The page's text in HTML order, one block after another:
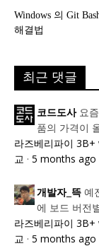
Windows 의 Git
해결법
최근 댓글
코드도사 요
품의 가격이
라즈베리파이
교 · 5 months ago
개발자_뜩 예
에 보드 버전
라즈베리파이
교 · 5 months ago